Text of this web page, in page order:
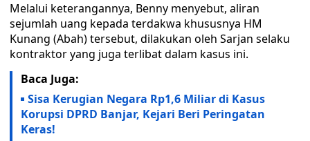
Melalui keterangannya, Benny menyebut, aliran
sejumlah uang kepada terdakwa khususnya HM
Kunang (Abah) tersebut, dilakukan oleh Sarjan selaku
kontraktor yang juga terlibat dalam kasus ini.
Baca Juga:
Sisa Kerugian Negara Rp1,6 Miliar di Kasus
Korupsi DPRD Banjar, Kejari Beri Peringatan
Keras!